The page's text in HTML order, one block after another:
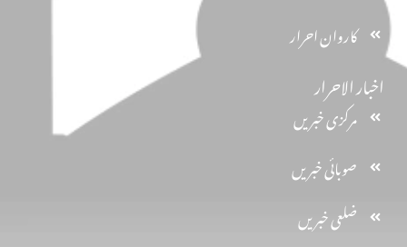
اخبار الاحرار
مرکزی خبریں
صوبائی خبریں
ضلعی خبریں
کاروان احرار